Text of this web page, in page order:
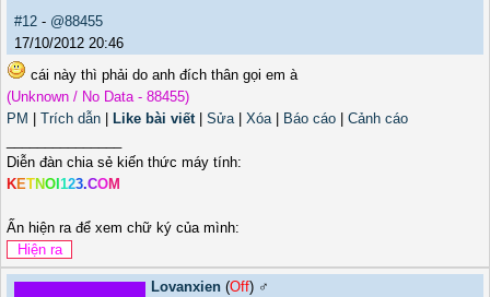
#12 - @88455
17/10/2012 20:46
cái này thì phải do anh đích thân gọi em à
(Unknown / No Data - 88455)
PM
Trích dẫn Like bài viết| Sửa| Xóa| Báo cáo
Cảnh cáo
Diễn đàn chia sẻ kiến thức máy tính:
KETNO 123.COM
Ấn hiện ra để xem chữ ký của mình:
Lovanxien (Off) ♂️